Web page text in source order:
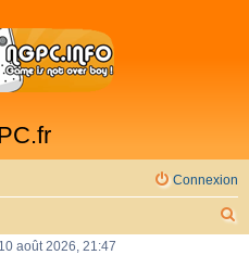
Connexion
août 2026, 21:47